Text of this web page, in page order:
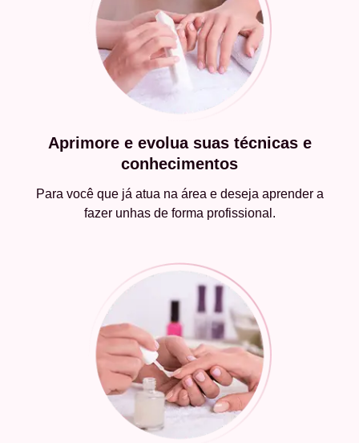
Aprimore e evolua suas técnicas e
conhecimentos
Para você que já atua na área e deseja aprender a
fazer unhas de forma profissional.